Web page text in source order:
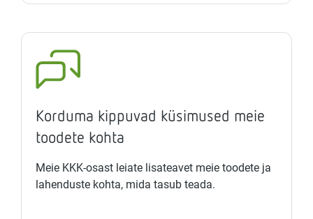
Korduma kippuvad küsimused meie
toodete kohta
Meie KKK-osast leiate lisateavet meie toodete ja
lahenduste kohta, mida tasub teada.